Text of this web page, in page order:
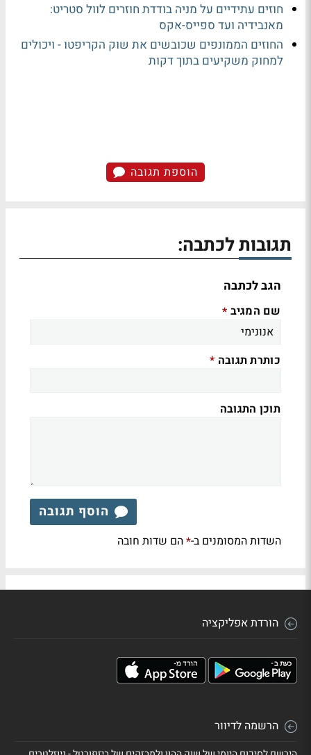
חוזים עתידיים על מניה בודדת חוזרים לוול סטריט:
מאנבידיה ועד ספייס-אקס
החוזים הממונפים שכובשים את שוק הקריפטו - ויכולים
למחוק משקיעים בתוך דקות
הוספת תגובה
תגובות לכתבה:
הגב לכתבה
שם המגיב *
כותרת תגובה *
תוכן התגובה
הוסף תגובה
השדות המסומנים ב-*הם שדות חובה
הורדת אפליקציה
הרשמה לדיוור